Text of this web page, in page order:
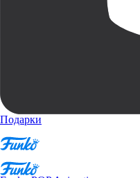
Подарки